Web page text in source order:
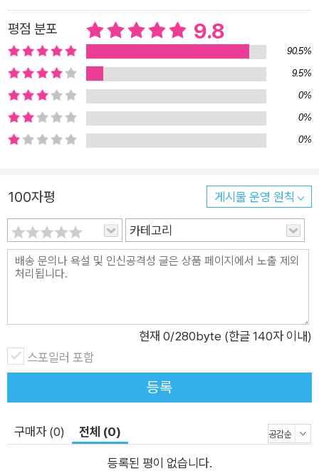
나의 이름이 브랜드가 되는 시대가 열렸다. SNS, 유튜브, 블로그
등으로 개인의 영향력을 키울 수 있는 환경이 조성되었고, 기회의
문은 열려 있다. 하지만 여전히 많은 사람들이 퍼스널 브랜딩을
어렵게 느낀다. “어떻게 시작해야 할지 모르겠다.” “나 같은 평범
한 사람이 무슨 브랜드야.” 이런 망설임이 있는 사람이라면, 지금
당장 관점을 바꿔야 한다. 퍼스널 브랜딩은 특별한 사람들만 하는
것이 아니라, 나의 경험과 강점을 발견하고, 그것을 세상과 연결
장 강력한 표현 도구가 바로 ‘책 쓰기’다. 『퍼스널 브랜딩의 모든
것』은 자기만의 브랜드를 만드는 것에 어려움을 느끼는 이들에게
좋은 지침서가 될 것이다. 이 책은 1인 기업가를 꿈꾸는 사람들을
위한 실전 가이드이자, 책 쓰기를 통해 브랜드를 구축하는 전략을
담은 매뉴얼이다. 저자는 대기업에서 10년을 근무한 후, 1인 기업
현실적인 조언으로 가득하다. 이 책을 읽고 당신이 자신의 책을
쓰겠다는 결심을 하게 된다면, 그때부터 본격적으로 퍼스널 브랜
딩의 길이 열릴 것이다. 책이 있는 사람과 없는 사람의 차이 많은
사람들이 퍼스널 브랜딩을 떠올리면 SNS 운영이나 유튜브를 먼
스널 브랜딩의 핵심은 ‘내가 무엇을 알고, 그것을 어떻게 세상에
전달할 것인가’에 있다. 그리고 책은 저자의 철학과 메시지를 정
평점 분포 9.8
90.5%
9.5%
0%
0%
0%
100자평 게시물 운영 원칙
카테고리
현재 0/280byte (한글 140자 이내)
스포일러 포함
등록
구매자 (0) 전체 (0)
등록된 평이 없습니다.